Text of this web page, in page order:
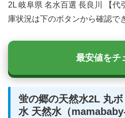
2L 岐阜県 名水百選 長良川 【代
庫状況は下のボタンから確認で
最安値をチ
蛍の郷の天然水2L 丸
水 天然水（